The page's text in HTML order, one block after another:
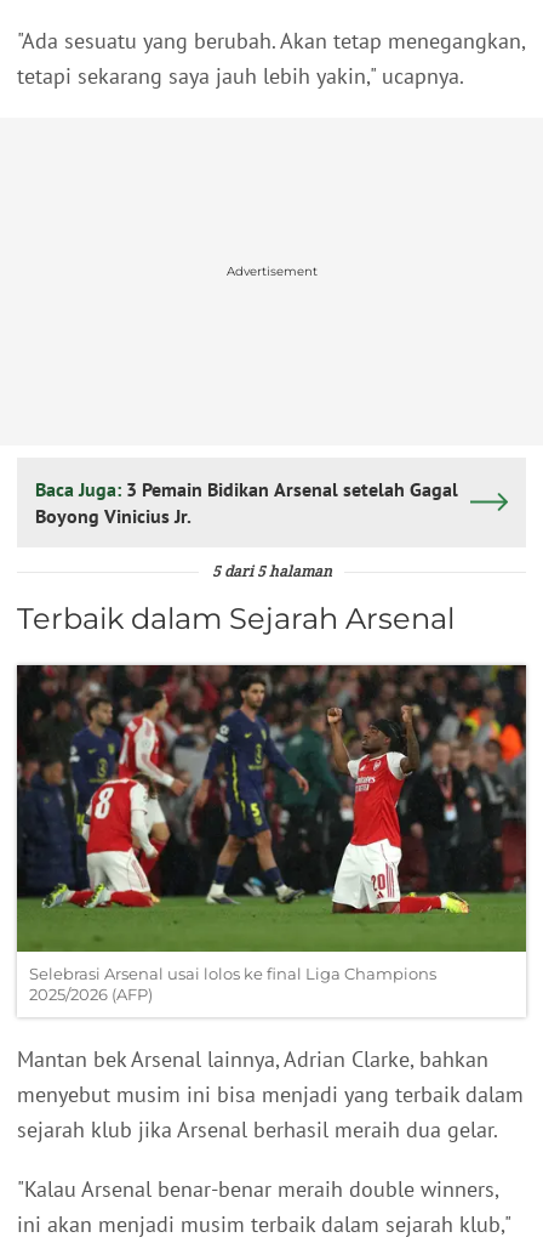
"Ada sesuatu yang berubah. Akan tetap menegangkan,
tetapi sekarang saya jauh lebih yakin," ucapnya.
Advertisement
Baca Juga: 3 Pemain Bidikan Arsenal setelah Gagal
Boyong Vinicius Jr.
5 dari 5 halaman
Terbaik dalam Sejarah Arsenal
Selebrasi Arsenal usai lolos ke final Liga Champions
2025/2026 (AFP)
Mantan bek Arsenal lainnya, Adrian Clarke, bahkan
menyebut musim ini bisa menjadi yang terbaik dalam
sejarah klub jika Arsenal berhasil meraih dua gelar.
"Kalau Arsenal benar-benar meraih double winners,
ini akan menjadi musim terbaik dalam sejarah klub,"